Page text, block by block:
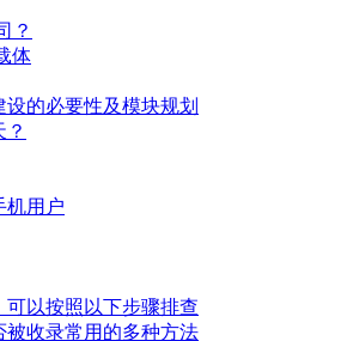
？
体
的必要性及模块规划
机用户
可以按照以下步骤排查
被收录常用的多种方法